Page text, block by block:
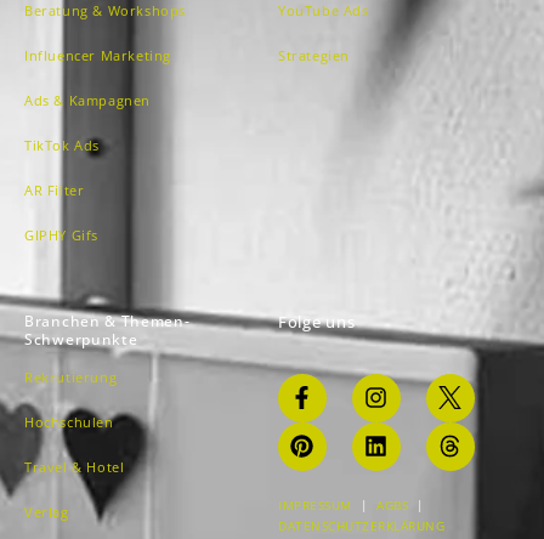
Beratung & Workshops
Influencer Marketing
Ads & Kampagnen
TikTok Ads
AR Filter
GIPHY Gifs
YouTube Ads
Strategien
Branchen & Themen-
Schwerpunkte
Rekrutierung
Hochschulen
Travel & Hotel
Verlag
Folge uns
IMPRESSUM | AGBS |
DATENSCHUTZERKLÄRUNG